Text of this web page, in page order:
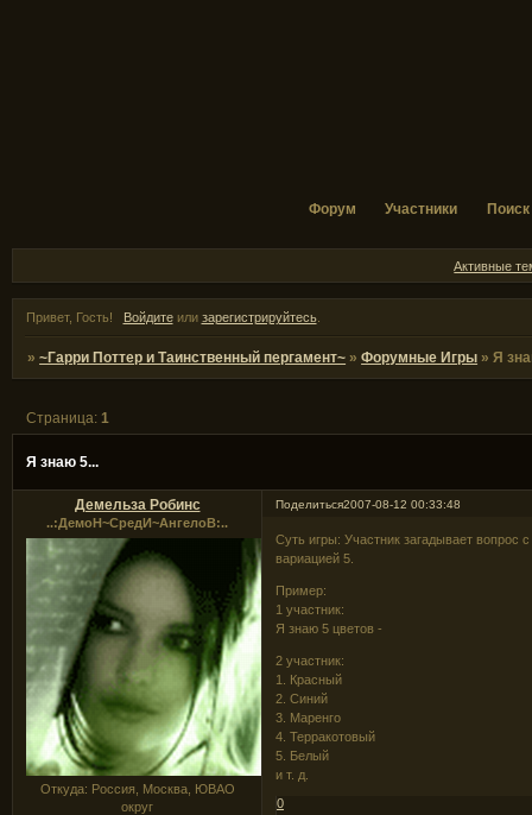
Форум Участники Поиск
Активные
Привет, Гость! Войдитеили зарегистрируйтесь.
»~Гарри Поттер и Таинственный пергамент~ »Форумные Игры »Я
Я знаю 5...
Страница:1
Поделиться2007-08-12 00:33:48
Демельза Робинс
..:ДемоН~СредИ~АнгелоВ:..
Откуда: Россия, Москва, ЮВАО
округ
Суть игры: Участник загадывает вопрос
вариацией 5.
Пример:
1 участник:
Я знаю 5 цветов -
2 участник:
1. Красный
2. Синий
3. Маренго
4. Терракотовый
5. Белый
и т. д.
0